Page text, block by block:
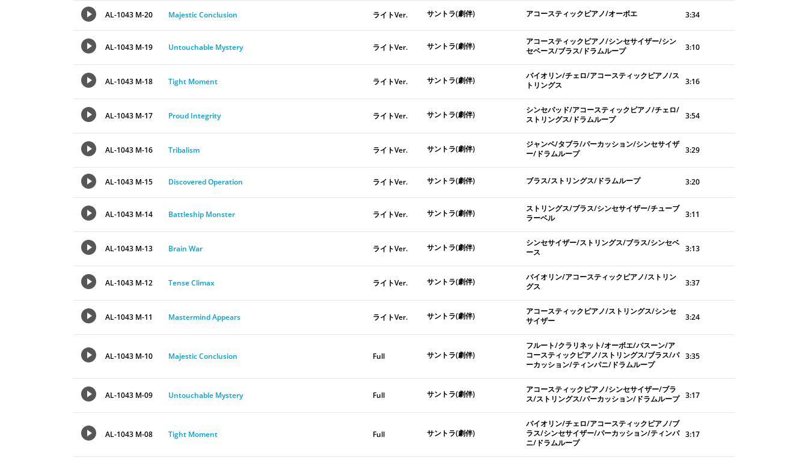
AL-1043 M-20 Majestic Conclusion ライトVer. サントラ(劇伴) アコースティックピアノ/オーボエ 3:34
AL-1043 M-19 Untouchable Mystery ライトVer. サントラ(劇伴)
アコースティックピアノ/シンセサイザー/シン
セベース/ブラス/ドラムループ
3:10
AL-1043 M-18 Tight Moment ライトVer. サントラ(劇伴)
バイオリン/チェロ/アコースティックピアノ/ス
トリングス
3:16
AL-1043 M-17 Proud Integrity ライトVer. サントラ(劇伴)
シンセパッド/アコースティックピアノ/チェロ/
ストリングス/ドラムループ
3:54
AL-1043 M-16 Tribalism ライトVer. サントラ(劇伴)
ジャンベ/タブラ/パーカッション/シンセサイザ
ー/ドラムループ
3:29
AL-1043 M-15 Discovered Operation ライトVer. サントラ(劇伴) ブラス/ストリングス/ドラムループ 3:20
AL-1043 M-14 Battleship Monster ライトVer. サントラ(劇伴)
ストリングス/ブラス/シンセサイザー/チューブ
ラーベル
3:11
AL-1043 M-13 Brain War ライトVer. サントラ(劇伴)
シンセサイザー/ストリングス/ブラス/シンセベ
ース
3:13
AL-1043 M-12 Tense Climax ライトVer. サントラ(劇伴)
バイオリン/アコースティックピアノ/ストリン
グス
3:37
AL-1043 M-11 Mastermind Appears ライトVer. サントラ(劇伴)
アコースティックピアノ/ストリングス/シンセ
サイザー
3:24
AL-1043 M-10 Majestic Conclusion Full サントラ(劇伴)
フルート/クラリネット/オーボエ/バスーン/ア
コースティックピアノ/ストリングス/ブラス/パ
ーカッション/ティンパニ/ドラムループ
3:35
AL-1043 M-09 Untouchable Mystery Full サントラ(劇伴)
アコースティックピアノ/シンセサイザー/ブラ
ス/ストリングス/パーカッション/ドラムループ 3:17
AL-1043 M-08 Tight Moment Full サントラ(劇伴)
バイオリン/チェロ/アコースティックピアノ/ブ
ラス/シンセサイザー/パーカッション/ティンパ
ニ/ドラムループ
3:17